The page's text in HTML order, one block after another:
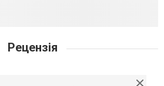
Рецензія